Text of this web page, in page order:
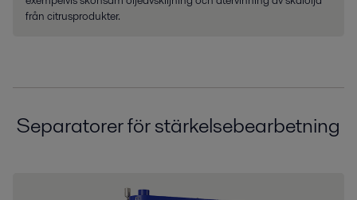
från citrusprodukter.
Separatorer för stärkelsebearbetning